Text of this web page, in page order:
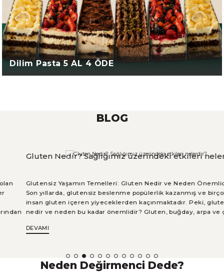
Dilim Pasta 5 AL 4 ÖDE
BLOG
Gluten Nedir? Sağlığımız üzerindeki etkileri nelerdir?
Glutensiz Yaşamın Temelleri: Gluten Nedir ve Neden Önemlidir?
Son yıllarda, glutensiz beslenme popülerlik kazanmış ve birçok
insan gluten içeren yiyeceklerden kaçınmaktadır. Peki, gluten
nedir ve neden bu kadar önemlidir? Gluten, buğday, arpa ve çavdar
yazısında, glutenin yapısı ve bileşenleri, sağlık üzerindeki etkileri,
hakkında bilgi edineceksiniz. Ayrıca, glutensiz yaşam tarzını
benimsemek isteyenler için ipuçları ve öneriler de sunacağız.
Neden Değirmenci Dede?